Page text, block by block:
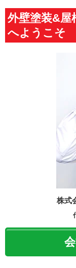
外壁塗装&屋
へようこそ
株式